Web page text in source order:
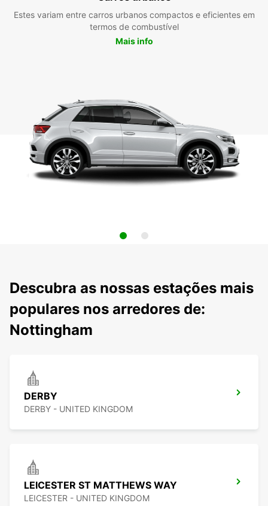
Estes variam entre carros urbanos compactos e eficientes em
termos de combustível
Mais info
Descubra as nossas estações mais
populares nos arredores de:
Nottingham
DERBY
DERBY - UNITED KINGDOM
LEICESTER ST MATTHEWS WAY
LEICESTER - UNITED KINGDOM